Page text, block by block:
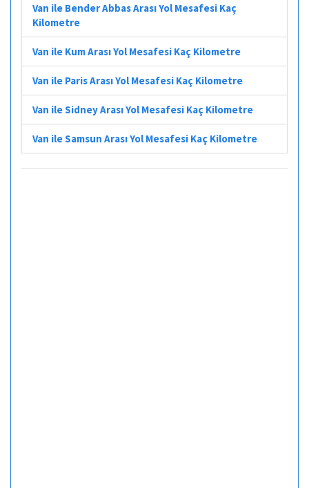
Van ile Bender Abbas Arası Yol Mesafesi Kaç
Kilometre
Van ile Kum Arası Yol Mesafesi Kaç Kilometre
Van ile Paris Arası Yol Mesafesi Kaç Kilometre
Van ile Sidney Arası Yol Mesafesi Kaç Kilometre
Van ile Samsun Arası Yol Mesafesi Kaç Kilometre